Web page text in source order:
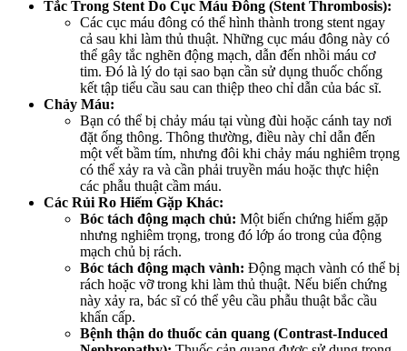
Tắc Trong Stent Do Cục Máu Đông (Stent Thrombosis):
Các cục máu đông có thể hình thành trong stent ngay
cả sau khi làm thủ thuật. Những cục máu đông này có
thể gây tắc nghẽn động mạch, dẫn đến nhồi máu cơ
tim. Đó là lý do tại sao bạn cần sử dụng thuốc chống
kết tập tiểu cầu sau can thiệp theo chỉ dẫn của bác sĩ.
Chảy Máu:
Bạn có thể bị chảy máu tại vùng đùi hoặc cánh tay nơi
đặt ống thông. Thông thường, điều này chỉ dẫn đến
một vết bầm tím, nhưng đôi khi chảy máu nghiêm trọng
có thể xảy ra và cần phải truyền máu hoặc thực hiện
các phẫu thuật cầm máu.
Các Rủi Ro Hiếm Gặp Khác:
Bóc tách động mạch chủ: Một biến chứng hiếm gặp
nhưng nghiêm trọng, trong đó lớp áo trong của động
mạch chủ bị rách.
Bóc tách động mạch vành: Động mạch vành có thể bị
rách hoặc vỡ trong khi làm thủ thuật. Nếu biến chứng
này xảy ra, bác sĩ có thể yêu cầu phẫu thuật bắc cầu
khẩn cấp.
Bệnh thận do thuốc cản quang (Contrast-Induced